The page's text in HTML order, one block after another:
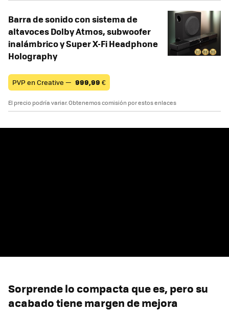
Barra de sonido con sistema de
altavoces Dolby Atmos, subwoofer
inalámbrico y Super X-Fi Headphone
Holography
PVP en Creative — 999,99 €
El precio podría variar. Obtenemos comisión por estos enlaces
Sorprende lo compacta que es, pero su
acabado tiene margen de mejora